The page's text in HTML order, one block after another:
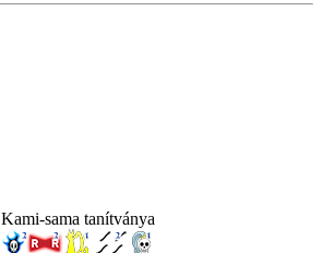
Kami-sama tanítványa